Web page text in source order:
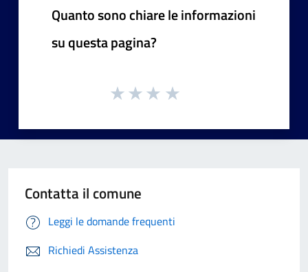
Quanto sono chiare le informazioni
su questa pagina?
Contatta il comune
Leggi le domande frequenti
Richiedi Assistenza